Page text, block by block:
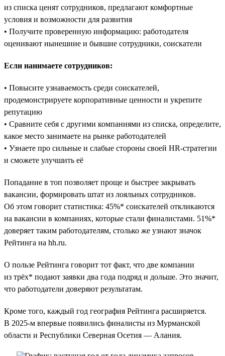
из списка ценят сотрудников, предлагают комфортные
условия и возможности для развития
• Получите проверенную информацию: работодателя
оценивают нынешние и бывшие сотрудники, соискатели
Если нанимаете сотрудников:
• Повысите узнаваемость среди соискателей,
продемонстрируете корпоративные ценности и укрепите
репутацию
• Сравните себя с другими компаниями из списка, определите,
какое место занимаете на рынке работодателей
• Узнаете про сильные и слабые стороны своей HR-стратегии
и сможете улучшить её
Попадание в топ позволяет проще и быстрее закрывать
вакансии, формировать штат из лояльных сотрудников.
Об этом говорит статистика: 45%* соискателей откликаются
на вакансии в компаниях, которые стали финалистами. 51%*
доверяет таким работодателям, столько же узнают значок
Рейтинга на hh.ru.
О пользе Рейтинга говорит тот факт, что две компании
из трёх* подают заявки два года подряд и дольше. Это значит,
что работодатели доверяют результатам.
Кроме того, каждый год география Рейтинга расширяется.
В 2025-м впервые появились финалисты из Мурманской
области и Республики Северная Осетия — Алания.